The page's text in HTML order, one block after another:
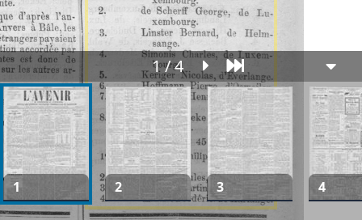
1 / 4
1 2 3 4